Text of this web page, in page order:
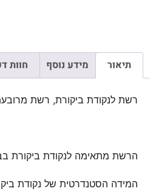
תיאור מידע נוסף חוות
רשת לנקודת ביקורת, רשת
הרשת מתאימה לנקודת ביקורת
המידה הסטנדרטית של נקודת